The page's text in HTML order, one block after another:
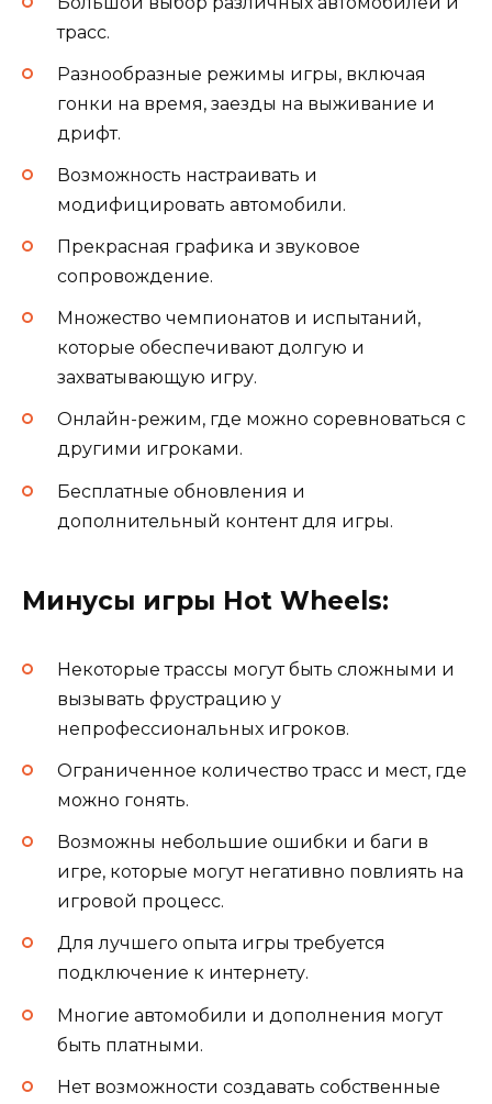
трасс.
Разнообразные режимы игры, включая
гонки на время, заезды на выживание и
дрифт.
Возможность настраивать и
модифицировать автомобили.
Прекрасная графика и звуковое
сопровождение.
Множество чемпионатов и испытаний,
которые обеспечивают долгую и
захватывающую игру.
Онлайн-режим, где можно соревноваться с
другими игроками.
Бесплатные обновления и
дополнительный контент для игры.
Минусы игры Hot Wheels:
Некоторые трассы могут быть сложными и
вызывать фрустрацию у
непрофессиональных игроков.
Ограниченное количество трасс и мест, где
можно гонять.
Возможны небольшие ошибки и баги в
игре, которые могут негативно повлиять на
игровой процесс.
Для лучшего опыта игры требуется
подключение к интернету.
Многие автомобили и дополнения могут
быть платными.
Нет возможности создавать собственные